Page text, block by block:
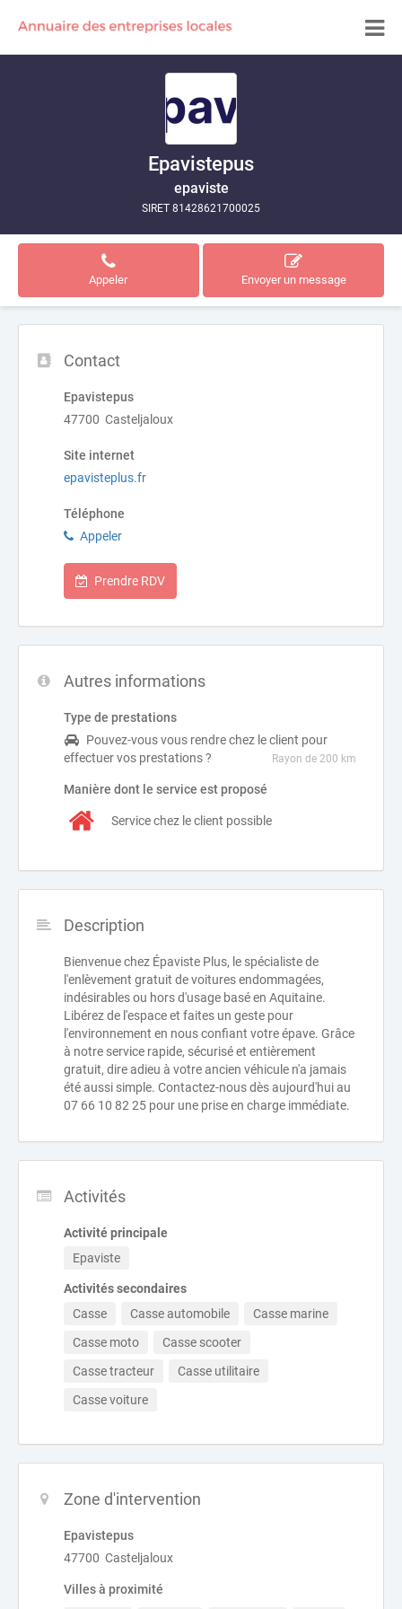
Epavistepus
epaviste
SIRET 81428621700025
Appeler Envoyer un message
Contact
Epavistepus
47700 Casteljaloux
Site internet
epavisteplus.fr
Téléphone
Appeler
Prendre RDV
Autres informations
Type de prestations
Pouvez-vous vous rendre chez le client pour
effectuer vos prestations ?
Rayon de 200 km
Manière dont le service est proposé
Service chez le client possible
Description
Bienvenue chez Épaviste Plus, le spécialiste de
l'enlèvement gratuit de voitures endommagées,
indésirables ou hors d'usage basé en Aquitaine.
Libérez de l'espace et faites un geste pour
l'environnement en nous confiant votre épave. Grâce
à notre service rapide, sécurisé et entièrement
gratuit, dire adieu à votre ancien véhicule n'a jamais
été aussi simple. Contactez-nous dès aujourd'hui au
07 66 10 82 25 pour une prise en charge immédiate.
Activités
Activité principale
Epaviste
Activités secondaires
Casse
Casse automobile
Casse marine
Casse moto
Casse scooter
Casse tracteur
Casse utilitaire
Casse voiture
Zone d'intervention
Epavistepus
47700 Casteljaloux
Villes à proximité